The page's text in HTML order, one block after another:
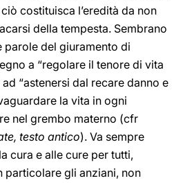
costituisca l’eredità da non
della tempesta. Sembrano
parole del giuramento di
a “regolare il tenore di vita
“astenersi dal recare danno e
la vita in ogni
nel grembo materno (cfr
testo antico). Va sempre
cura e alle cure per tutti,
particolare gli anziani, non